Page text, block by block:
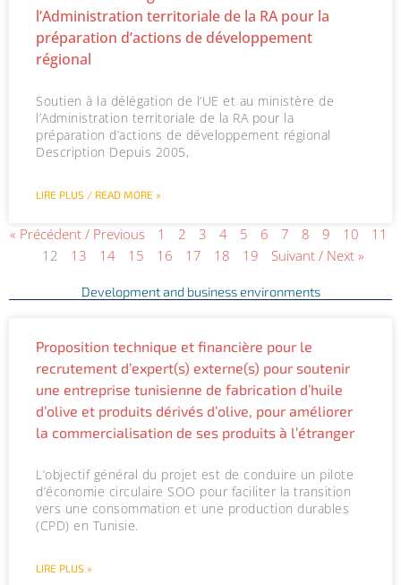
l’Administration territoriale de la RA pour la
préparation d’actions de développement
régional
Soutien à la délégation de l’UE et au ministère de
l’Administration territoriale de la RA pour la
préparation d’actions de développement régional
Description Depuis 2005,
LIRE PLUS / READ MORE »
« Précédent / Previous 1 2 3 4 5 6 7 8 9 10
11
12
13 14 15 16 17 18 19 Suivant / Next »
Development and business environments
Proposition technique et financière pour le
recrutement d’expert(s) externe(s) pour soutenir
une entreprise tunisienne de fabrication d’huile
d’olive et produits dérivés d’olive, pour améliorer
la commercialisation de ses produits à l’étranger
L’objectif général du projet est de conduire un pilote
d’économie circulaire SOO pour faciliter la transition
vers une consommation et une production durables
(CPD) en Tunisie.
LIRE PLUS »
a
g
e
a
g
e
a
g
e
a
g
e
a
g
e